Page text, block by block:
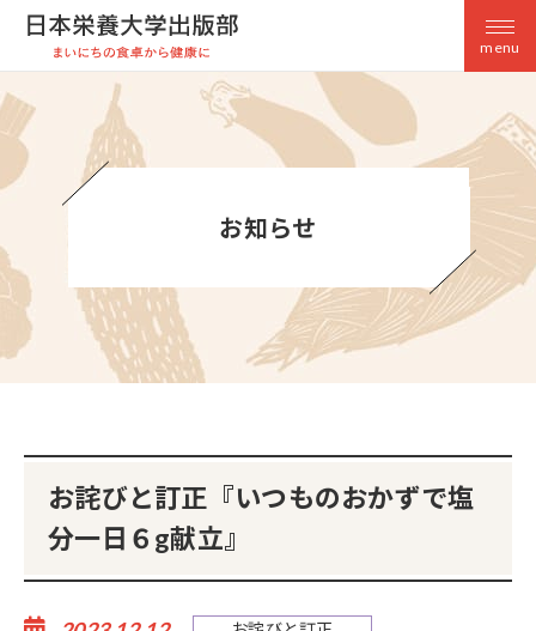
menu
お知らせ
お詫びと訂正『いつものおかずで塩
分一日６g献立』